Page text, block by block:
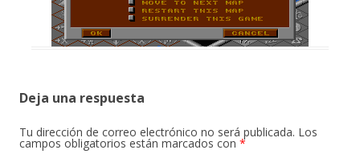
Deja una respuesta
Tu dirección de correo electrónico no será publicada. Los
campos obligatorios están marcados con *